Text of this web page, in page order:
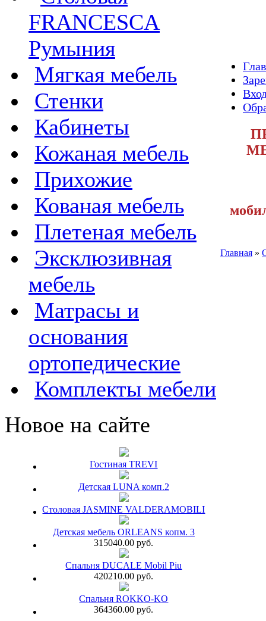
FRANCESCA
Румыния
Мягкая мебель
Стенки
Кабинеты
Кожаная мебель
Прихожие
Кованая мебель
Плетеная мебель
Эксклюзивная
мебель
Матрасы и
основания
ортопедические
Комплекты мебели
Новое на сайте
Гостиная TREVI
Детская LUNA комп.2
Столовая JASMINE VALDERAMOBILI
Детская мебель ORLEANS копм. 3
315040.00 руб.
Спальня DUCALE Mobil Piu
420210.00 руб.
Спальня ROKKO-KO
364360.00 руб.
Главная »